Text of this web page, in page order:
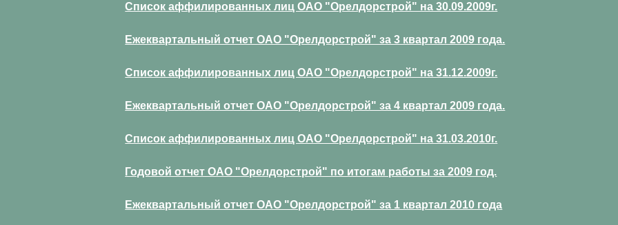
Список аффилированных лиц ОАО "Орелдорстрой" на 30.09.2009г.
Ежеквартальный отчет ОАО "Орелдорстрой" за 3 квартал 2009 года.
Список аффилированных лиц ОАО "Орелдорстрой" на 31.12.2009г.
Ежеквартальный отчет ОАО "Орелдорстрой" за 4 квартал 2009 года.
Список аффилированных лиц ОАО "Орелдорстрой" на 31.03.2010г.
Годовой отчет ОАО "Орелдорстрой" по итогам работы за 2009 год.
Ежеквартальный отчет ОАО "Орелдорстрой" за 1 квартал 2010 года